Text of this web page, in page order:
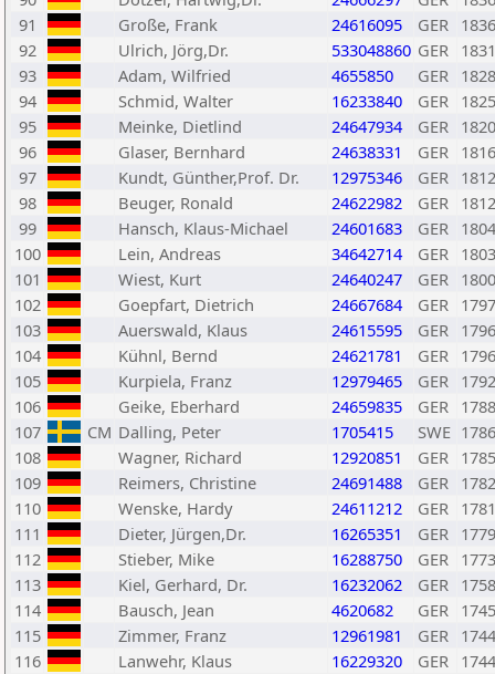
91
Große, Frank 24616095 GER 1836
92
Ulrich, Jörg,Dr. 533048860 GER 1831
93
Adam, Wilfried 4655850 GER 1828
94
Schmid, Walter 16233840 GER 1825
95
Meinke, Dietlind 24647934 GER 1820
96
Glaser, Bernhard 24638331 GER 1816
97
Kundt, Günther,Prof. Dr. 12975346 GER 1812
98
Beuger, Ronald 24622982 GER 1812
99
Hansch, Klaus-Michael 24601683 GER 1804
100
Lein, Andreas 34642714 GER 1803
101
Wiest, Kurt 24640247 GER 1800
102
Goepfart, Dietrich 24667684 GER 1797
103
Auerswald, Klaus 24615595 GER 1796
104
Kühnl, Bernd 24621781 GER 1796
105
Kurpiela, Franz 12979465 GER 1792
106
Geike, Eberhard 24659835 GER 1788
107
CM Dalling, Peter 1705415 SWE 1786
108
Wagner, Richard 12920851 GER 1785
109
Reimers, Christine 24691488 GER 1782
110
Wenske, Hardy 24611212 GER 1781
111
Dieter, Jürgen,Dr. 16265351 GER 1779
112
Stieber, Mike 16288750 GER 1773
113
Kiel, Gerhard, Dr. 16232062 GER 1758
114
Bausch, Jean 4620682 GER 1745
115
Zimmer, Franz 12961981 GER 1744
116
Lanwehr, Klaus 16229320 GER 1744